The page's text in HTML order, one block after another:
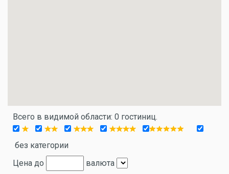
Всего в видимой области: 0 гостиниц.
без категории
Цена до
валюта